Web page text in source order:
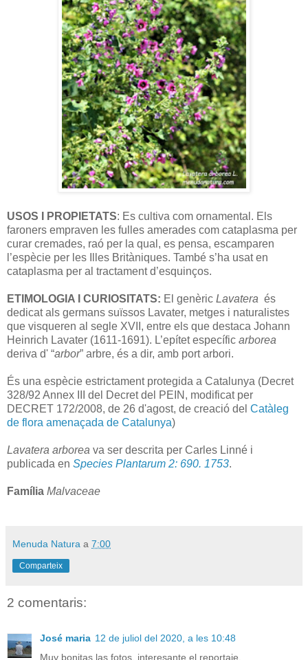
USOS I PROPIETATS: Es cultiva com ornamental. Els
faroners empraven les fulles amerades com cataplasma per
curar cremades, raó per la qual, es pensa, escamparen
l’espècie per les Illes Britàniques. També s’ha usat en
cataplasma per al tractament d’esquinços.
ETIMOLOGIA I CURIOSITATS: El genèric Lavatera és
dedicat als germans suïssos Lavater, metges i naturalistes
que visqueren al segle XVII, entre els que destaca Johann
Heinrich Lavater (1611-1691). L’epítet específic arborea
deriva d' “arbor” arbre, és a dir, amb port arbori.
És una espècie estrictament protegida a Catalunya (Decret
328/92 Annex III del Decret del PEIN, modificat per
DECRET 172/2008, de 26 d'agost, de creació del Catàleg
de flora amenaçada de Catalunya)
Lavatera arborea va ser descrita per Carles Linné i
publicada en Species Plantarum 2: 690. 1753.
Família Malvaceae
Menuda Natura a 7:00
Comparteix
2 comentaris:
José maria 12 de juliol del 2020, a les 10:48
Muy bonitas las fotos, interesante el reportaje,